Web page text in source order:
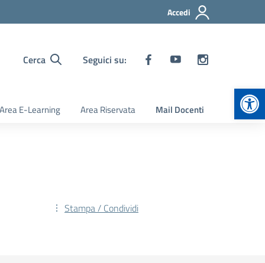
Accedi
Cerca Seguici su:
Area E-Learning Area Riservata Mail Docenti
Stampa / Condividi